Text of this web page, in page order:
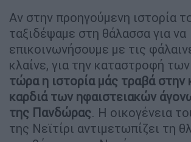
Αν στην προηγούμενη ιστορία
ταξιδέψαμε στη θάλασσα για να
επικοινωνήσουμε με τις
κλαίνε, για την καταστροφή
τώρα η ιστορία μάς τραβά στην
καρδιά των ηφαιστειακών
της Πανδώρας. Η οικογένεια
της Νεϊτίρι αντιμετωπίζει τη